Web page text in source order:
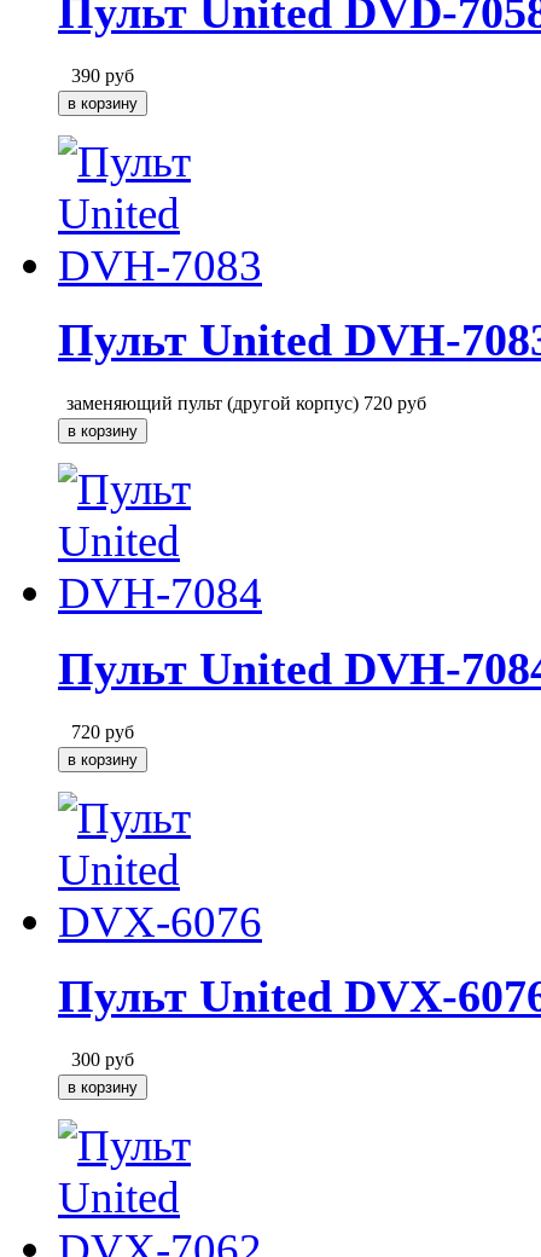
Пульт United DVD-
390 руб
Пульт United DVH-
заменяющий пульт (другой корпус) 720 руб
Пульт United DVH-
720 руб
Пульт United DVX-
300 руб